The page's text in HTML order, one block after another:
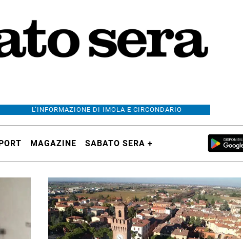
L’INFORMAZIONE DI IMOLA E CIRCONDARIO
MAGAZINE SABATO SERA +